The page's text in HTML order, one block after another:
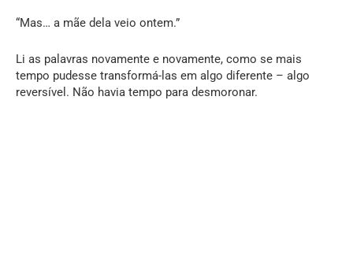
“Mas… a mãe dela veio ontem.”
Li as palavras novamente e novamente, como se mais
tempo pudesse transformá-las em algo diferente – algo
reversível. Não havia tempo para desmoronar.